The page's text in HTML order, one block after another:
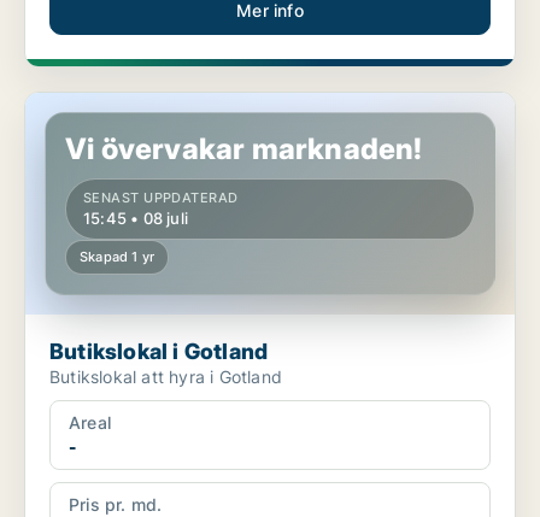
Mer info
Butikslokal i Gotland
Vi övervakar marknaden!
SENAST UPPDATERAD
15:45 • 08 juli
Skapad 1 yr
Butikslokal i Gotland
Butikslokal att hyra i Gotland
Areal
-
Pris pr. md.